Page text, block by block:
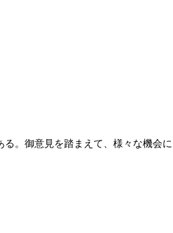
。御意見を踏まえて、様々な機会に